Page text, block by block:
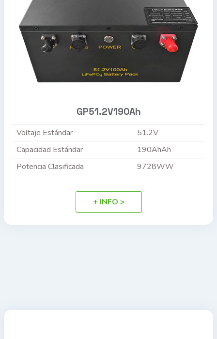
GP51.2V190Ah
Voltaje Estándar
51.2V
Capacidad Estándar
190AhAh
Potencia Clasificada
9728WW
+ INFO >